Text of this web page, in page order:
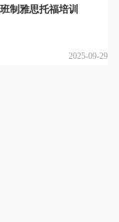
制雅思托福培训
2025-09-29